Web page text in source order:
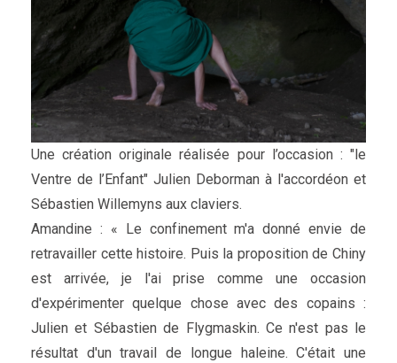
Une création originale réalisée pour l’occasion : "le
Ventre de l’Enfant" Julien Deborman à l'accordéon et
Sébastien Willemyns aux claviers.
Amandine : « Le confinement m'a donné envie de
retravailler cette histoire. Puis la proposition de Chiny
est arrivée, je l'ai prise comme une occasion
d'expérimenter quelque chose avec des copains :
Julien et Sébastien de Flygmaskin. Ce n'est pas le
résultat d'un travail de longue haleine. C'était une